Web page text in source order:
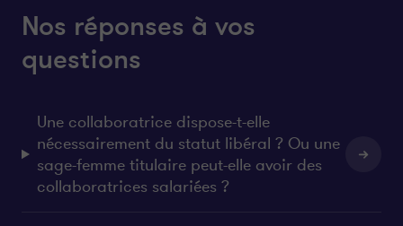
Nos réponses à vos
questions
Une collaboratrice dispose-t-elle
nécessairement du statut libéral ? Ou une
sage-femme titulaire peut-elle avoir des
collaboratrices salariées ?